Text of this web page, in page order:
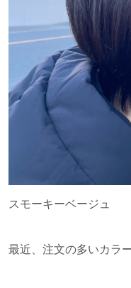
スモーキーベージュ
最近、注文の多いカラ